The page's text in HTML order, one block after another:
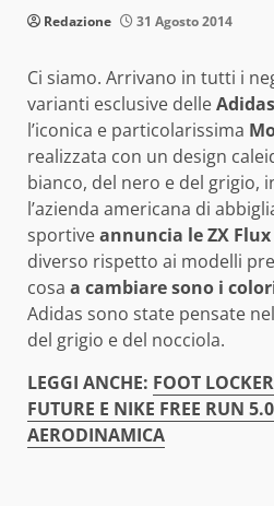
Redazione 31 Agosto 2014
Ci siamo. Arrivano in tutti i
varianti esclusive delle
l’iconica e particolarissima
realizzata con un design
bianco, del nero e del grigio,
l’azienda americana di
sportiveannuncia le ZX Flux
diverso rispetto ai modelli
cosa a cambiare sono i
Adidas sono state pensate
del grigio e del nocciola.
LEGGI ANCHE: FOOT
FUTURE E NIKE FREE RUN
AERODINAMICA